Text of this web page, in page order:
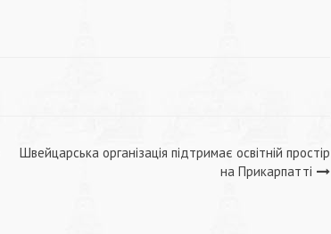
Швейцарська організація підтримає освітній простір
на Прикарпатті